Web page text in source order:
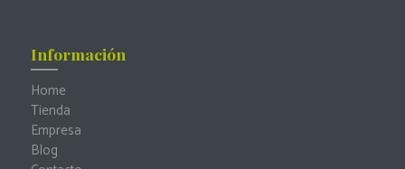
Información
Home
Tienda
Empresa
Blog